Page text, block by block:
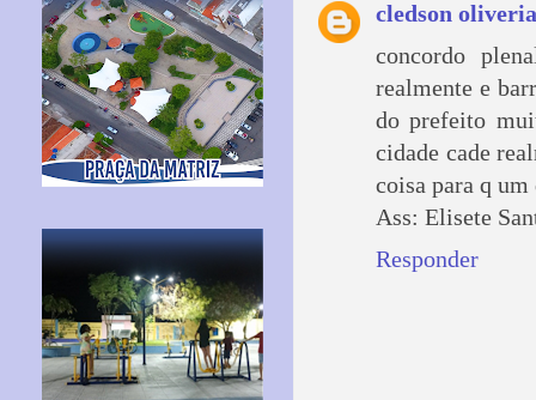
cledson oliveria
concordo
realmente e
do prefeito
cidade cade
coisa para q
Ass: Elisete
Responder